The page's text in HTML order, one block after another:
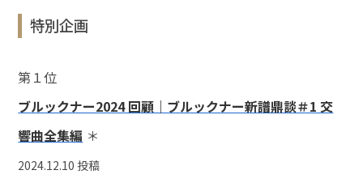
特別企画
第１位
ブルックナー2024 回顧｜ブルックナー新譜鼎談＃1 交
響曲全集編 ＊
2024.12.10 投稿